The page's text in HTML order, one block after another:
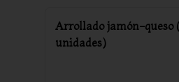
Arrollado jamón-queso
unidades)